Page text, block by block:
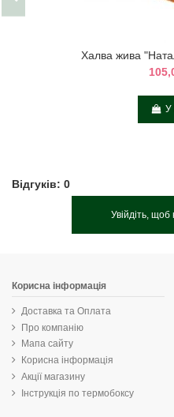
Халва жива
У
Відгуків: 0
Увійдіть, щоб
Корисна інформація
Доставка та Оплата
Про компанію
Мапа сайту
Корисна інформація
Акції магазину
Інструкція по термобоксу